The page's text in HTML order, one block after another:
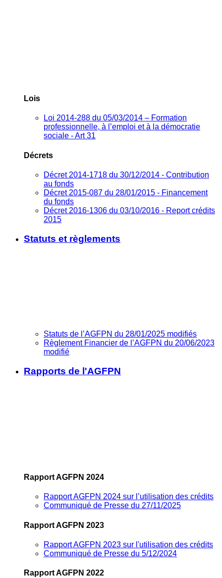
Lois
Loi 2014-288 du 05/03/2014 – Formation
professionnelle, à l’emploi et à la démocratie
sociale - Art 31
Décrets
Décret 2014-1718 du 30/12/2014 - Contribution
au fonds
Décret 2015-087 du 28/01/2015 - Financement
du fonds
Décret 2016-1306 du 03/10/2016 - Report crédits
2015
Statuts et règlements
Statuts de l’AGFPN du 28/01/2025 modifiés
Règlement Financier de l’AGFPN du 20/06/2023
modifié
Rapports de l'AGFPN
Rapport AGFPN 2024
Rapport AGFPN 2024 sur l’utilisation des crédits
Communiqué de Presse du 27/11/2025
Rapport AGFPN 2023
Rapport AGFPN 2023 sur l'utilisation des crédits
Communiqué de Presse du 5/12/2024
Rapport AGFPN 2022